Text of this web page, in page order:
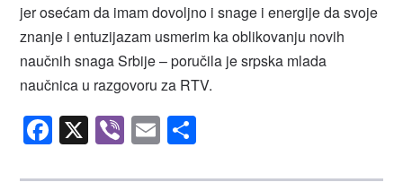
jer osećam da imam dovoljno i snage i energije da svoje
znanje i entuzijazam usmerim ka oblikovanju novih
naučnih snaga Srbije – poručila je srpska mlada
naučnica u razgovoru za RTV.
Facebook
X ViberEmail